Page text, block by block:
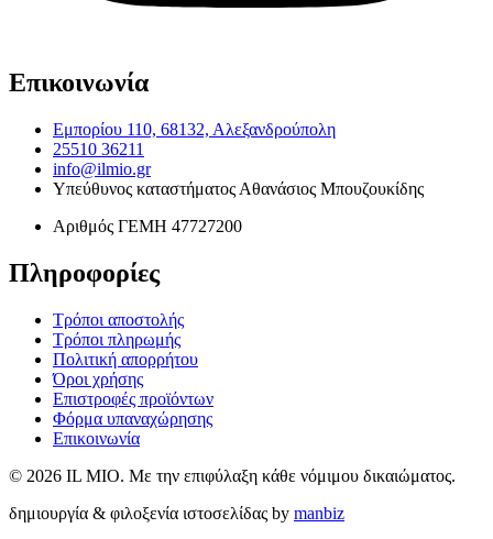
Επικοινωνία
Εμπορίου 110, 68132, Αλεξανδρούπολη
25510 36211
info@ilmio.gr
Υπεύθυνος καταστήματος Αθανάσιος Μπουζουκίδης
Αριθμός ΓΕΜΗ 47727200
Πληροφορίες
Τρόποι αποστολής
Τρόποι πληρωμής
Πολιτική απορρήτου
Όροι χρήσης
Επιστροφές προϊόντων
Φόρμα υπαναχώρησης
Επικοινωνία
© 2026 IL MIO. Με την επιφύλαξη κάθε νόμιμου δικαιώματος.
δημιουργία & φιλοξενία ιστοσελίδας by manbiz